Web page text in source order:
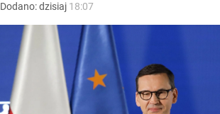
Dodano:dzisiaj 18:07